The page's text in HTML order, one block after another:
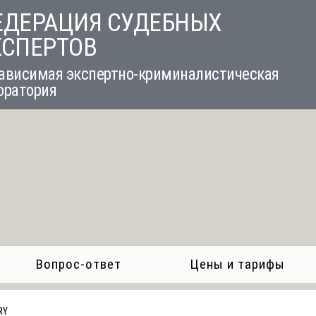
СУДЕБНЫХ
экспертно-криминалистическая
Вопрос-ответ Цены и тарифы